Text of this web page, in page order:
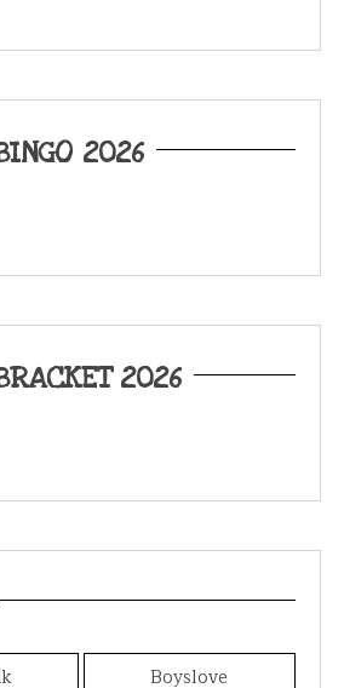
2026
2026
Boyslove